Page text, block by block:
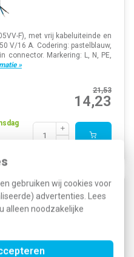
gebruiken wij cookies voor
advertenties. Lees
u alleen noodzakelijke
F), met vrij kabeluiteinde en
V/16 A. Codering: pastelblauw,
connector. Markering: L, N, PE,
»
21,53
14,23
aansluitsnoer
polig 1,5mm² 16A